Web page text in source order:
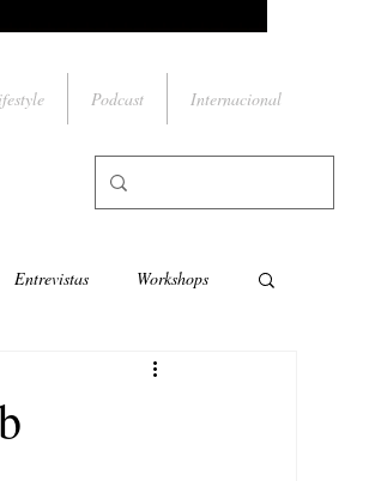
Podcast Internacional
Entrevistas Workshops